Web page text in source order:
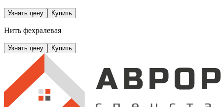
Узнать цену Купить
Нить фехралевая
Узнать цену Купить